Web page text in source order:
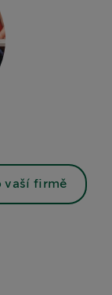
vaší firmě